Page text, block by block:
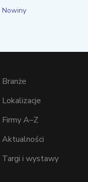
Nowiny
Branże
Lokalizacje
Firmy A–Z
Aktualności
Targi i wystawy